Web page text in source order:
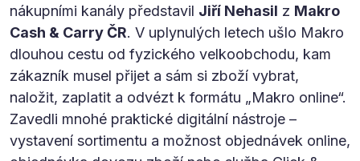
nákupními kanály představil Jiří Nehasil z Makro
Cash & Carry ČR. V uplynulých letech ušlo Makro
dlouhou cestu od fyzického velkoobchodu, kam
zákazník musel přijet a sám si zboží vybrat,
naložit, zaplatit a odvézt k formátu „Makro online“.
Zavedli mnohé praktické digitální nástroje –
vystavení sortimentu a možnost objednávek online,